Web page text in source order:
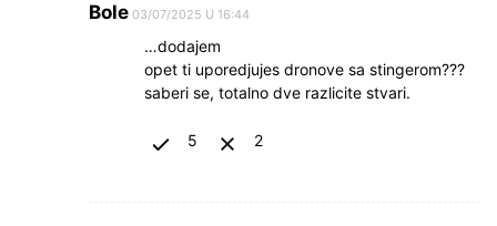
Bole 03/07/2025 U 16:44
…dodajem
opet ti uporedjujes dronove sa stingerom???
saberi se, totalno dve razlicite stvari.
5 2